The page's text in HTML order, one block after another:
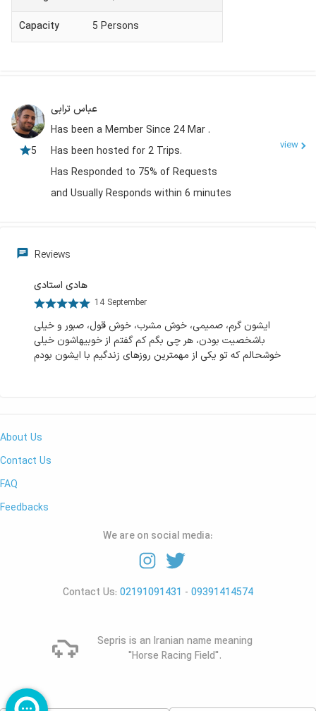
Capacity
5 Persons
5
عباس ترابی
Has been a Member Since 24 Mar .
Has been hosted for 2 Trips.
Has Responded to 75% of Requests
and Usually Responds within 6 minutes
view
Reviews
هادی استادی
14 September
ایشون گرم، صمیمی، خوش مشرب، خوش قول، صبور و خیلی
با‌شخصیت بودن، هر چی بگم کم گفتم از خوبیهاشون خیلی
خوشحالم که تو یکی از مهمترین روزهای زندگیم با ایشون بودم
About Us
Contact Us
FAQ
Feedbacks
We are on social media:
Contact Us: 02191091431 - 09391414574
Sepris is an Iranian name meaning
"Horse Racing Field".